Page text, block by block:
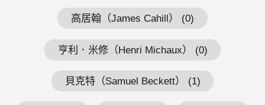
高居翰（James Cahill） (0)
亨利．米修（Henri Michaux） (0)
貝克特（Samuel Beckett） (1)